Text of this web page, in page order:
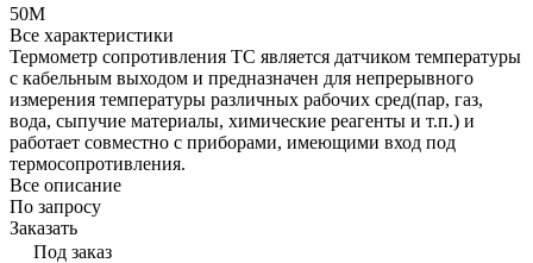
50М
Все характеристики
Термометр сопротивления ТС является датчиком температуры
с кабельным выходом и предназначен для непрерывного
измерения температуры различных рабочих сред(пар, газ,
вода, сыпучие материалы, химические реагенты и т.п.) и
работает совместно с приборами, имеющими вход под
термосопротивления.
Все описание
По запросу
Заказать
Под заказ